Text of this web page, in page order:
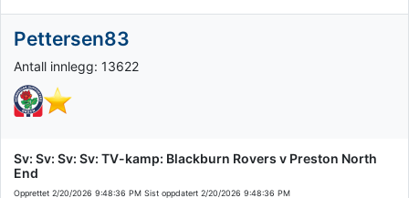
Pettersen83
Antall innlegg: 13622
Sv: Sv: Sv: Sv: TV-kamp: Blackburn Rovers v Preston North
End
Opprettet 2/20/2026 9:48:36 PM Sist oppdatert 2/20/2026 9:48:36 PM